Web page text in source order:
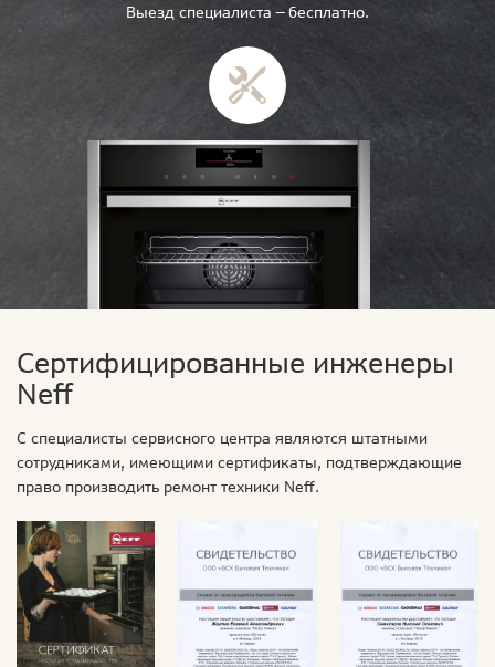
Выезд специалиста — бесплатно.
Сертифицированные инженеры
Neff
С специалисты сервисного центра являются штатными
сотрудниками, имеющими сертификаты, подтверждающие
право производить ремонт техники Neff.